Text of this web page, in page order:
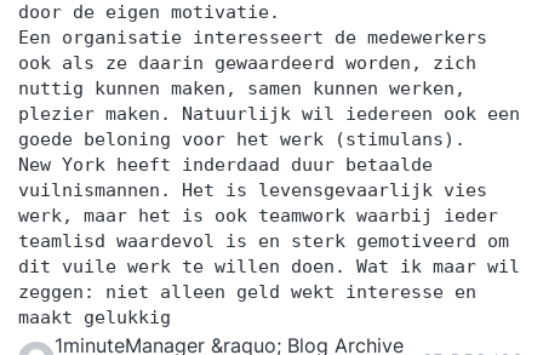
door de eigen motivatie.
Een organisatie interesseert de medewerkers
ook als ze daarin gewaardeerd worden, zich
nuttig kunnen maken, samen kunnen werken,
plezier maken. Natuurlijk wil iedereen ook een
goede beloning voor het werk (stimulans).
New York heeft inderdaad duur betaalde
vuilnismannen. Het is levensgevaarlijk vies
werk, maar het is ook teamwork waarbij ieder
teamlisd waardevol is en sterk gemotiveerd om
dit vuile werk te willen doen. Wat ik maar wil
zeggen: niet alleen geld wekt interesse en
maakt gelukkig
1minuteManager &raquo; Blog Archive